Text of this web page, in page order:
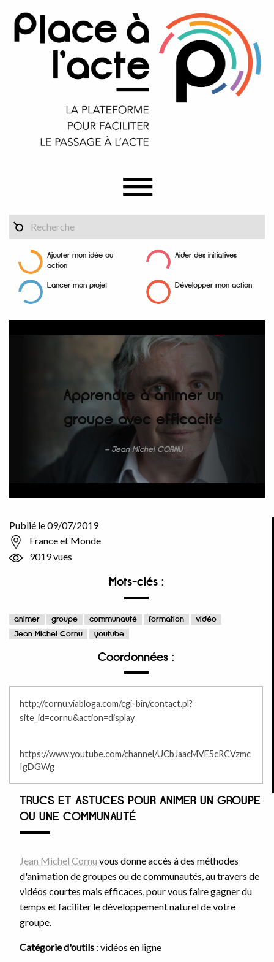
Ajouter mon idée ou
action
Aider des initiatives
Lancer mon projet Développer mon action
Apprendre à animer un
groupe avec efficacité
Jean Michel CORNU
Publié le 09/07/2019
France et Monde
9019 vues
Mots-clés :
animer groupe communauté formation
vidéo
Jean Michel Cornu
youtube
Coordonnées :
http://cornu.viabloga.com/cgi-bin/contact.pl?
site_id=cornu&action=display
https://www.youtube.com/channel/UCbJaacMVE5cRCVzmc
IgDGWg
TRUCS ET ASTUCES POUR ANIMER UN GROUPE
OU UNE COMMUNAUTÉ
Jean Michel Cornu vous donne accès à des méthodes
d'animation de groupes ou de communautés, au travers de
vidéos courtes mais efficaces, pour vous faire gagner du
temps et faciliter le développement naturel de votre
groupe.
Catégorie d'outils : vidéos en ligne